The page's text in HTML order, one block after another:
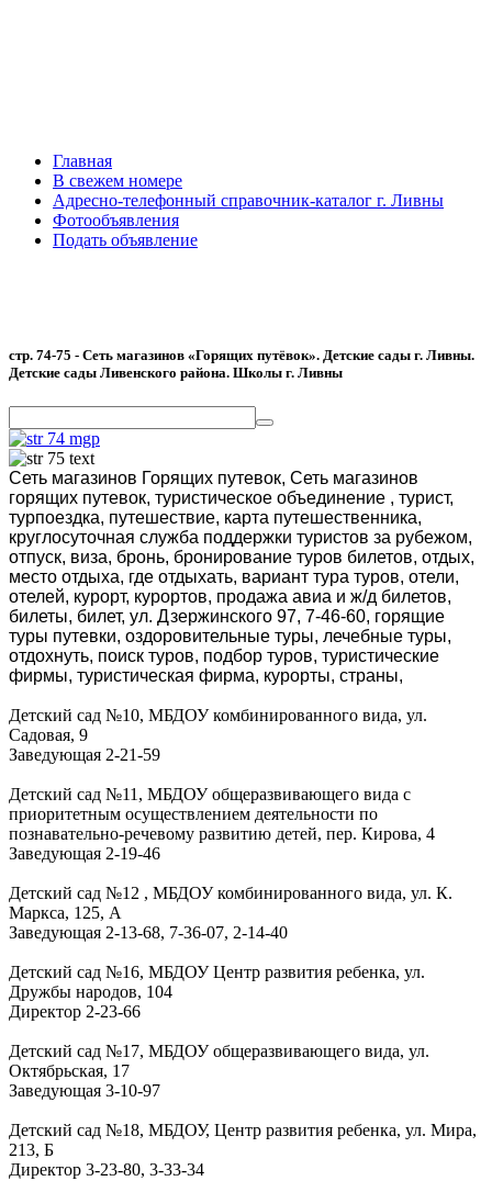
Главная
В свежем номере
Адресно-телефонный справочник-каталог г. Ливны
Фотообъявления
Подать объявление
стр. 74-75 - Сеть магазинов «Горящих путёвок». Детские сады г. Ливны.
Детские сады Ливенского района. Школы г. Ливны
Сеть магазинов Горящих путевок, Сеть магазинов
горящих путевок, туристическое объединение , турист,
турпоездка, путешествие, карта путешественника,
круглосуточная служба поддержки туристов за рубежом,
отпуск, виза, бронь, бронирование туров билетов, отдых,
место отдыха, где отдыхать, вариант тура туров, отели,
отелей, курорт, курортов, продажа авиа и ж/д билетов,
билеты, билет, ул. Дзержинского 97, 7-46-60, горящие
туры путевки, оздоровительные туры, лечебные туры,
отдохнуть, поиск туров, подбор туров, туристические
фирмы, туристическая фирма, курорты, страны,
Детский сад №10, МБДОУ комбинированного вида, ул.
Садовая, 9
Заведующая 2-21-59
Детский сад №11, МБДОУ общеразвивающего вида с
приоритетным осуществлением деятельности по
познавательно-речевому развитию детей, пер. Кирова, 4
Заведующая 2-19-46
Детский сад №12 , МБДОУ комбинированного вида, ул. К.
Маркса, 125, А
Заведующая 2-13-68, 7-36-07, 2-14-40
Детский сад №16, МБДОУ Центр развития ребенка, ул.
Дружбы народов, 104
Директор 2-23-66
Детский сад №17, МБДОУ общеразвивающего вида, ул.
Октябрьская, 17
Заведующая 3-10-97
Детский сад №18, МБДОУ, Центр развития ребенка, ул. Мира,
213, Б
Директор 3-23-80, 3-33-34